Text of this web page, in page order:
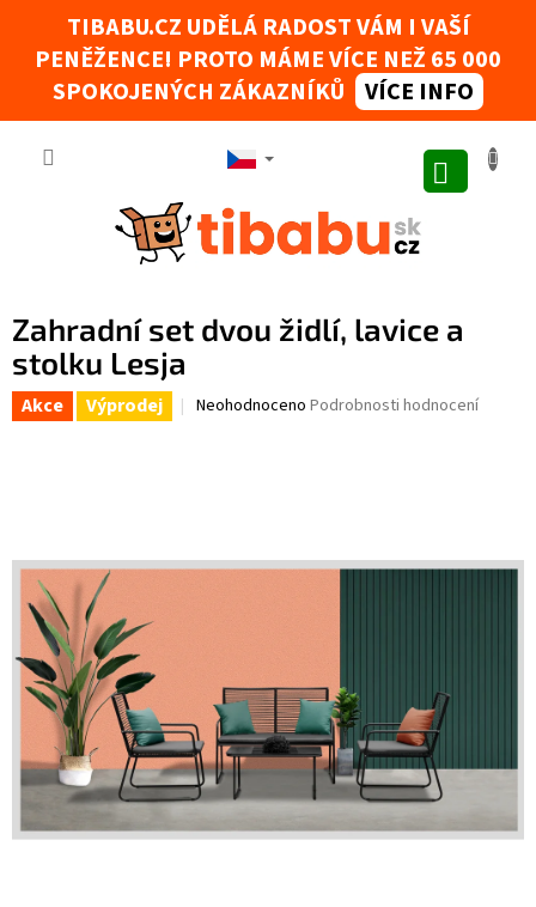
TIBABU.CZ UDĚLÁ RADOST VÁM I VAŠÍ
PENĚŽENCE! PROTO MÁME VÍCE NEŽ 65 000
SPOKOJENÝCH ZÁKAZNÍKŮ
VÍCE INFO
Zahradní set dvou židlí, lavice a
stolku Lesja
Akce Výprodej Průměrné hodnocení produktu je 0,0 z 5
Neohodnoceno Podrobnosti hodnocení
Tibabák - Váš AI rádce